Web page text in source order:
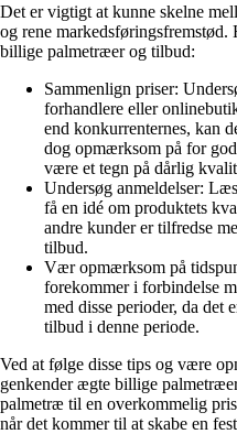
Det er vigtigt at kunne skelne
og rene
billige palmetræer og tilbud:
Sammenlign priser:
forhandlere eller
end konkurrenternes, kan
dog opmærksom på for
være et tegn på dårlig
Undersøg anmeldelser:
få en idé om produktets
andre kunder er tilfredse
tilbud.
Vær opmærksom på
forekommer i forbindelse
med disse perioder, da det
tilbud i denne periode.
Ved at følge disse tips og være
genkender ægte billige
palmetræ til en overkommelig
når det kommer til at skabe en